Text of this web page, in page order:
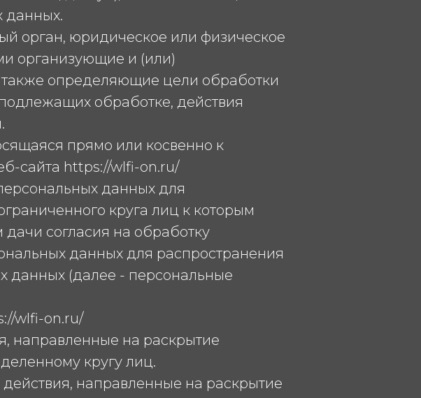
данных.
орган, юридическое или физическое
организующие и (или)
определяющие цели обработки
обработке, действия
прямо или косвенно к
сайта https://wlfi-on.ru/
данных для
круга лиц к которым
согласия на обработку
данных для распространения
данных (далее - персональные
wlfi-on.ru/
направленные на раскрытие
кругу лиц.
направленные на раскрытие